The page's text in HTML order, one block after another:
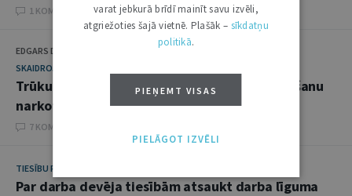
1 KOMENTĀRI
EDGARS DŽERIŅŠ
SKAIDROJUMI. VIEDOKĻI
Trūkumi sodīšanā par transportlīdzekļu vadīšanu
narkotisko vielu ietekmē
7 KOMENTĀRI
TIESĪBU PRAKSE
Par darba devēja tiesībām atsaukt darba līguma
varat jebkurā brīdī mainīt savu izvēli,
atgriežoties šajā vietnē. Plašāk – sīkdatņu
politikā.
PIEŅEMT VISAS
PIELĀGOT IZVĒLI